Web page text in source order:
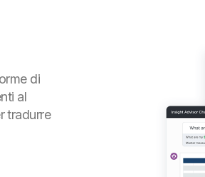
di
al
tradurre